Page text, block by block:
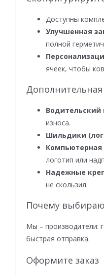
Доступны
Улучшенная
полной
ячеек, чтобы
Водительский
износа.
Шильдики
логотип или
Надежные
не скользил.
Почему
Мы – производители:
быстрая отправка.
Оформите заказ